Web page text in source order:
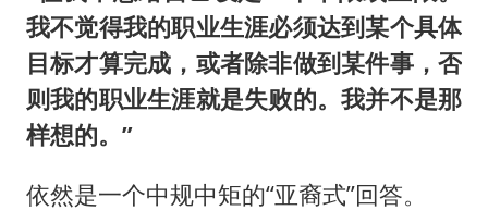
我不觉得我的职业生涯必须达到某个具体
目标才算完成，或者除非做到某件事，否
则我的职业生涯就是失败的。我并不是那
样想的。”
依然是一个中规中矩的“亚裔式”回答。